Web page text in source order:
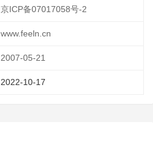
京ICP备07017058号-2
www.feeln.cn
2007-05-21
2022-10-17